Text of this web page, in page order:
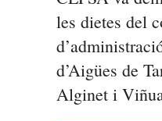
les dietes del
d’Aigües de
Alginet i